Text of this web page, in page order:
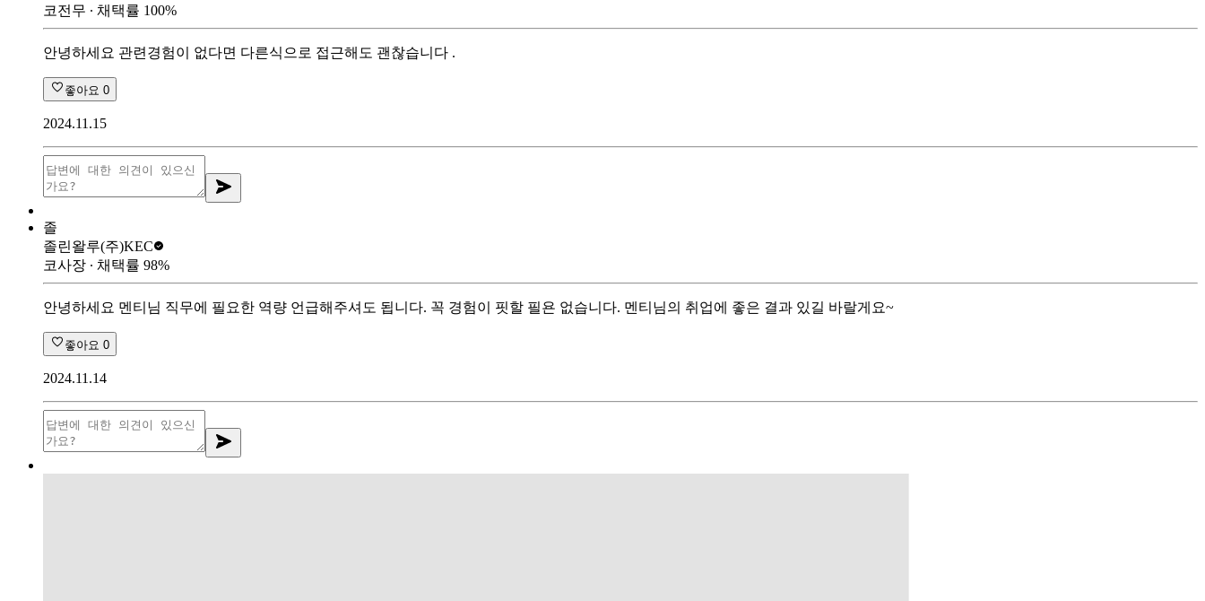
코전무 ∙ 채택률 100%
안녕하세요 관련경험이 없다면 다른식으로 접근해도 괜찮습니다 .
좋아요 0
2024.11.15
졸
졸린왈루(주)KEC
코사장 ∙ 채택률 98%
안녕하세요 멘티님 직무에 필요한 역량 언급해주셔도 됩니다. 꼭 경험이 핏할 필욘 없습니다. 멘티님의 취업에 좋은 결과 있길 바랄게요~
좋아요 0
2024.11.14